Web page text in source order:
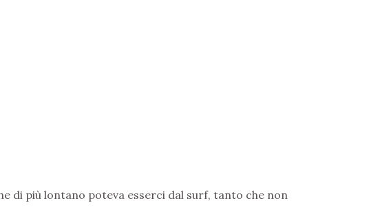
di più lontano poteva esserci dal surf, tanto che non